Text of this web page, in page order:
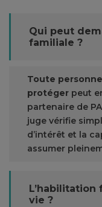
Qui peut
familiale ?
Toute
protéger peut
partenaire de
juge vérifie
d’intérêt et la
assumer
vie ?